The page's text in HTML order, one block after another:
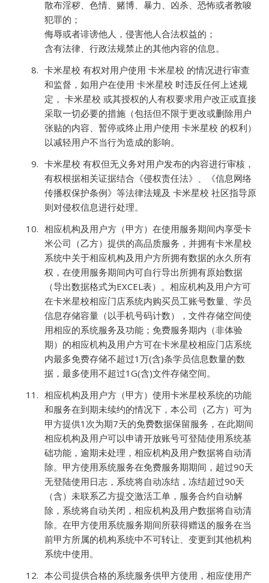
散布淫秽、色情、赌博、暴力、凶杀、恐怖或者教唆
犯罪的；
侮辱或者诽谤他人，侵害他人合法权益的；
含有法律、行政法规禁止的其他内容的信息。
卡米星校 有权对用户使用 卡米星校 的情况进行审查
和监督，如用户在使用 卡米星校 时违反任何上述规
定， 卡米星校 或其授权的人有权要求用户改正或直接
采取一切必要的措施（包括但不限于更改或删除用户
张贴的内容、暂停或终止用户使用 卡米星校 的权利）
以减轻用户不当行为造成的影响。
卡米星校 有权但无义务对用户发布的内容进行审核，
有权根据相关证据结合《侵权责任法》、《信息网络
传播权保护条例》等法律法规及 卡米星校 社区指导原
则对侵权信息进行处理。
相应机构及用户方（甲方）在使用服务期间内享受卡
米公司（乙方）提供的高品质服务，并拥有卡米星校
系统中关于相应机构及用户方所拥有数据的永久所有
权，在使用服务期间内可自行导出所拥有原始数据
（导出数据格式为EXCEL表）。相应机构及用户方可
在卡米星校相应门店系统内购买员工账号数量、学员
信息存储容量（以手机号码计数），文件存储空间使
用相应的系统服务及功能；免费服务期内（非体验
期）的相应机构及用户方可在卡米星校相应门店系统
内最多免费存储不超过1万(含)条学员信息数量的数
据，最多使用不超过1G(含)文件存储空间。
相应机构及用户方（甲方）使用卡米星校系统的功能
和服务在到期未续约的情况下，本公司（乙方）可为
甲方提供1次为期7天的免费数据保留服务，在此期间
相应机构及用户可以申请开放账号可登陆使用系统基
础功能，逾期未处理，相应机构及用户数据将自动清
除。甲方使用系统服务在免费服务期期间，超过90天
无登陆使用日志，系统将自动冻结，冻结超过90天
（含）未联系乙方提交激活工单，服务合约自动解
除，系统将自动关闭，相应机构及用户数据将自动清
除。在甲方使用系统服务期间所获得赠送的服务在当
前甲方所属的机构系统中不可转让、变更到其他机构
系统中使用。
本公司提供合格的系统服务供甲方使用，相应使用产